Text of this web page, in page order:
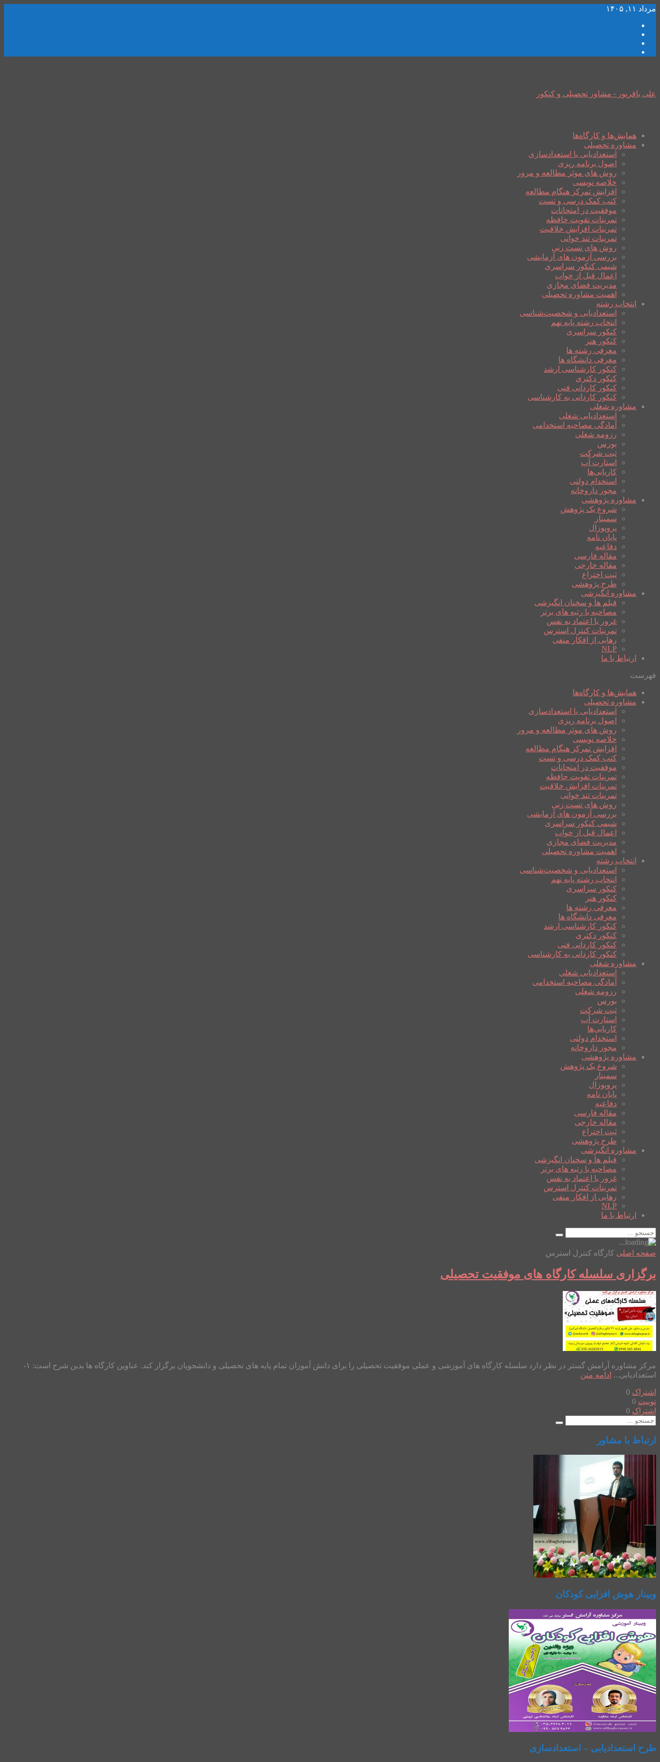
مرداد ۱۱, ۱۴۰۵
علی باقرپور - مشاور تحصیلی و کنکور
همایش‌ها و کارگاه‌ها
مشاوره تحصیلی
استعدادیابی یا استعدادسازی
اصول برنامه ریزی
روش های موثر مطالعه و مرور
خلاصه نویسی
افزایش تمرکز هنگام مطالعه
کتب کمک درسی و تست
موفقیت در امتحانات
تمرینات تقویت حافظه
تمرینات افزایش خلاقیت
تمرینات تند خوانی
روش های تست زنی
بررسی آزمون های آزمایشی
شیمی کنکور سراسری
اعمال قبل از خواب
مدیریت فضای مجازی
اهمیت مشاوره تحصیلی
انتخاب رشته
استعدادیابی و شخصیت‌شناسی
انتخاب رشته پایه نهم
کنکور سراسری
کنکور هنر
معرفی رشته ها
معرفی دانشگاه ها
کنکور کارشناسی ارشد
کنکور دکتری
کنکور کاردانی فنی
کنکور کاردانی به کارشناسی
مشاوره شغلی
استعدادیابی شغلی
آمادگی مصاحبه استخدامی
رزومه شغلی
بورس
ثبت شرکت
استارت آپ
کاریابی‌ها
استخدام دولتی
مجوز داروخانه
مشاوره پژوهشی
شروع یک پژوهش
سمینار
پروپوزال
پایان نامه
دفاعیه
مقاله فارسی
مقاله خارجی
ثبت اختراع
طرح پژوهشی
مشاوره انگیزشی
فیلم ها و سخنان انگیزشی
مصاحبه با رتبه های برتر
غرور یا اعتماد به نفس
تمرینات کنترل استرس
رهایی از افکار منفی
NLP
ارتباط با ما
فهرست
همایش‌ها و کارگاه‌ها
مشاوره تحصیلی
استعدادیابی یا استعدادسازی
اصول برنامه ریزی
روش های موثر مطالعه و مرور
خلاصه نویسی
افزایش تمرکز هنگام مطالعه
کتب کمک درسی و تست
موفقیت در امتحانات
تمرینات تقویت حافظه
تمرینات افزایش خلاقیت
تمرینات تند خوانی
روش های تست زنی
بررسی آزمون های آزمایشی
شیمی کنکور سراسری
اعمال قبل از خواب
مدیریت فضای مجازی
اهمیت مشاوره تحصیلی
انتخاب رشته
استعدادیابی و شخصیت‌شناسی
انتخاب رشته پایه نهم
کنکور سراسری
کنکور هنر
معرفی رشته ها
معرفی دانشگاه ها
کنکور کارشناسی ارشد
کنکور دکتری
کنکور کاردانی فنی
کنکور کاردانی به کارشناسی
مشاوره شغلی
استعدادیابی شغلی
آمادگی مصاحبه استخدامی
رزومه شغلی
بورس
ثبت شرکت
استارت آپ
کاریابی‌ها
استخدام دولتی
مجوز داروخانه
مشاوره پژوهشی
شروع یک پژوهش
سمینار
پروپوزال
پایان نامه
دفاعیه
مقاله فارسی
مقاله خارجی
ثبت اختراع
طرح پژوهشی
مشاوره انگیزشی
فیلم ها و سخنان انگیزشی
مصاحبه با رتبه های برتر
غرور یا اعتماد به نفس
تمرینات کنترل استرس
رهایی از افکار منفی
NLP
ارتباط با ما
صفحه اصلی کارگاه کنترل استرس
برگزاری سلسله کارگاه های موفقیت تحصیلی
مرکز مشاوره آرامش گستر در نظر دارد سلسله کارگاه های آموزشی و عملی موفقیت تحصیلی را برای دانش آموزان تمام پایه های تحصیلی و دانشجویان برگزار کند. عناوین کارگاه ها بدین شرح است: ۱-
استعدادیابی... ادامه متن
اشتراک 0
توییت 0
اشتراک 0
ارتباط با مشاور
وبینار هوش افزایی کودکان
طرح استعدادیابی – استعدادسازی